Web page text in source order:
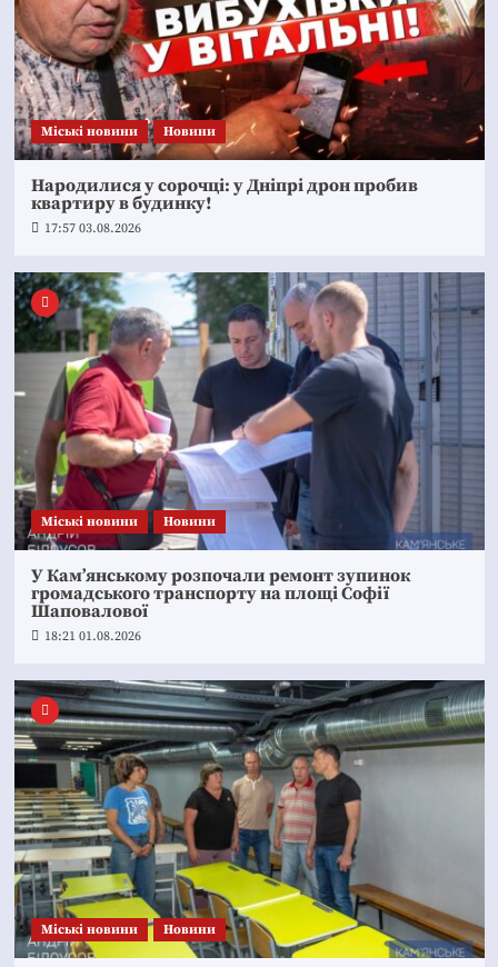
Mіські новини Новини
Народилися у сорочці: у Дніпрі дрон пробив
квартиру в будинку!
17:57 03.08.2026
Mіські новини Новини
У Кам’янському розпочали ремонт зупинок
громадського транспорту на площі Софії
Шаповалової
18:21 01.08.2026
Mіські новини Новини